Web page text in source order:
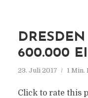
600.000
23. Juli 2017 1 Min.
Click to rate this